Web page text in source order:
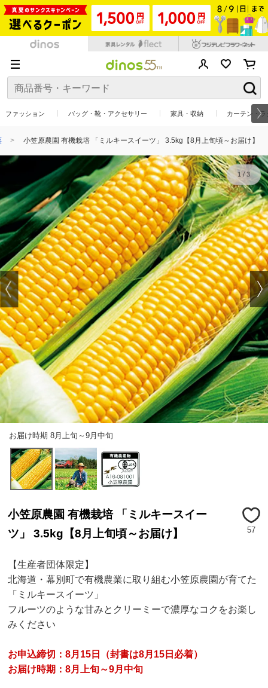
ファッション バッグ・靴・アクセサリー 家具・収納 カーテン・
小笠原農園 有機栽培 「ミルキースイーツ」 3.5kg【8月上旬頃～お届け】
お届け時期 8月上旬～9月中旬
1/3
小笠原農園 有機栽培 「ミルキースイー
ツ」 3.5kg【8月上旬頃～お届け】
57
【生産者団体限定】
北海道・幕別町で有機農業に取り組む小笠原農園が育てた
「ミルキースイーツ」
フルーツのような甘みとクリーミーで濃厚なコクをお楽し
みください
お申込締切：8月15日（封書は8月15日必着）
お届け時期：8月上旬～9月中旬